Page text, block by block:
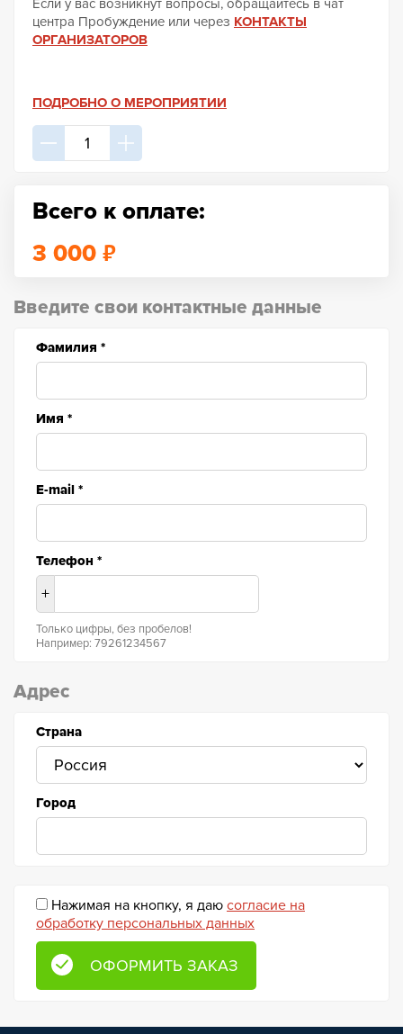
Если у вас возникнут вопросы, обращайтесь в чат
центра Пробуждение или через КОНТАКТЫ
ОРГАНИЗАТОРОВ
ПОДРОБНО О МЕРОПРИЯТИИ
Всего к оплате:
3 000 ₽
Введите свои контактные данные
Фамилия *
Имя *
E-mail *
Телефон *
+
Только цифры, без пробелов!
Например: 79261234567
Адрес
Страна
Город
Нажимая на кнопку, я даю согласие на
обработку персональных данных